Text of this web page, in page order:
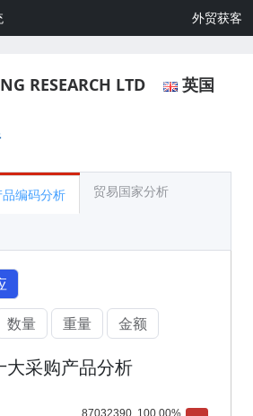
外贸获客
RESEARCH LTD 英国
品编码分析 贸易国家分析
数量 重量 金额
大采购产品分析